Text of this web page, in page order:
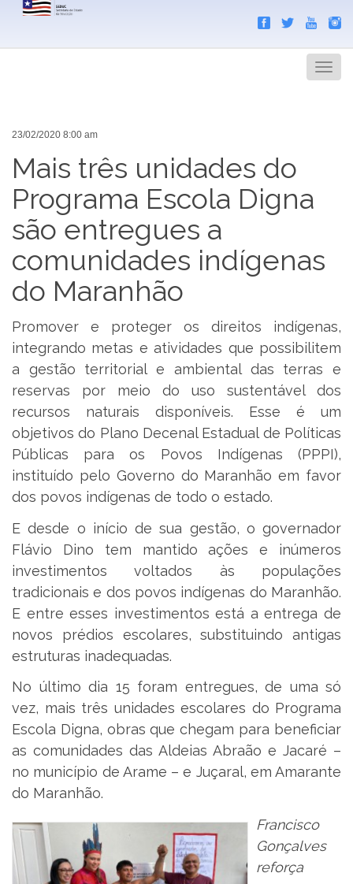
Menu
23/02/2020 8:00 am
Mais três unidades do
Programa Escola Digna
são entregues a
comunidades indígenas
do Maranhão
Promover e proteger os direitos indígenas,
integrando metas e atividades que possibilitem
a gestão territorial e ambiental das terras e
reservas por meio do uso sustentável dos
recursos naturais disponíveis. Esse é um
objetivos do Plano Decenal Estadual de Políticas
Públicas para os Povos Indígenas (PPPI),
instituído pelo Governo do Maranhão em favor
dos povos indígenas de todo o estado.
E desde o início de sua gestão, o governador
Flávio Dino tem mantido ações e inúmeros
investimentos voltados às populações
tradicionais e dos povos indígenas do Maranhão.
E entre esses investimentos está a entrega de
novos prédios escolares, substituindo antigas
estruturas inadequadas.
No último dia 15 foram entregues, de uma só
vez, mais três unidades escolares do Programa
Escola Digna, obras que chegam para beneficiar
as comunidades das Aldeias Abraão e Jacaré –
no município de Arame – e Juçaral, em Amarante
do Maranhão.
Francisco
Gonçalves
reforça